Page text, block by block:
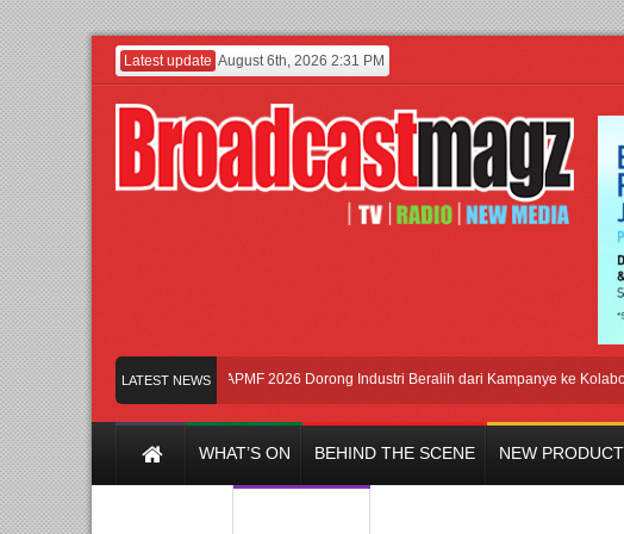
Latest update August 6th, 2026 2:31 PM
LATEST NEWS
Ungkit-Ungkit” APMF 2026 Dorong Industri Beralih dari Kampanye ke Kolaborasi
WHAT’S ON BEHIND THE SCENE NEW PRODUCT